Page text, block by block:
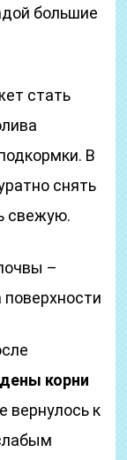
большие
стать
В
снять
свежую.
–
корни
вернулось к